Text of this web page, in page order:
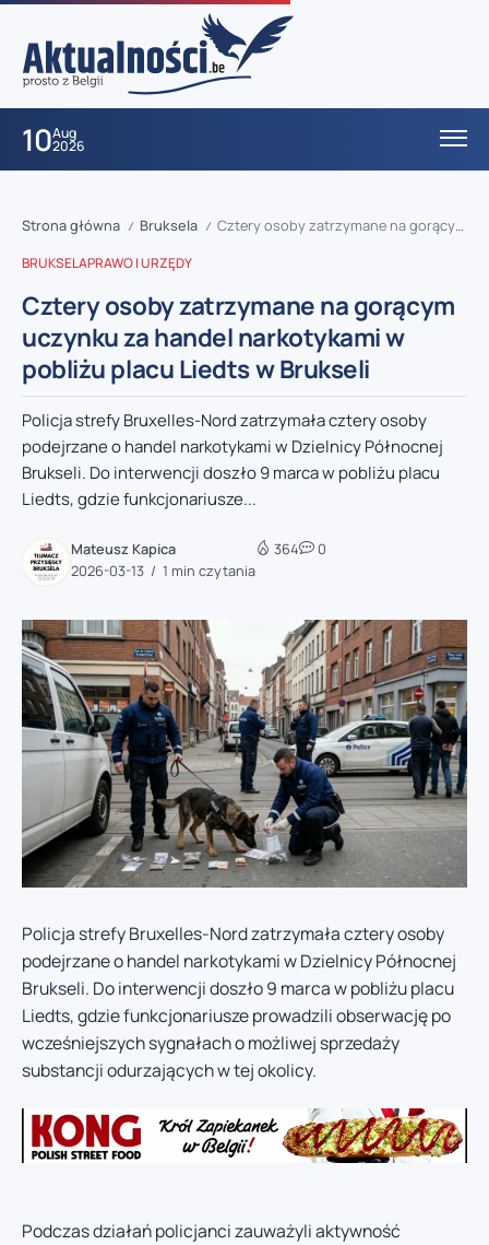
10Aug
2026
Strona główna / Bruksela / Cztery osoby zatrzymane na gorącym uczynku za handel narkotykami w pobliżu placu Liedts w Brukseli
BRUKSELAPRAWO I URZĘDY
Cztery osoby zatrzymane na gorącym
uczynku za handel narkotykami w
pobliżu placu Liedts w Brukseli
Policja strefy Bruxelles-Nord zatrzymała cztery osoby
podejrzane o handel narkotykami w Dzielnicy Północnej
Brukseli. Do interwencji doszło 9 marca w pobliżu placu
Liedts, gdzie funkcjonariusze...
Mateusz Kapica
2026-03-13
1 min czytania
364 0
Policja strefy Bruxelles-Nord zatrzymała cztery osoby
podejrzane o handel narkotykami w Dzielnicy Północnej
Brukseli. Do interwencji doszło 9 marca w pobliżu placu
Liedts, gdzie funkcjonariusze prowadzili obserwację po
wcześniejszych sygnałach o możliwej sprzedaży
substancji odurzających w tej okolicy.
Podczas działań policjanci zauważyli aktywność